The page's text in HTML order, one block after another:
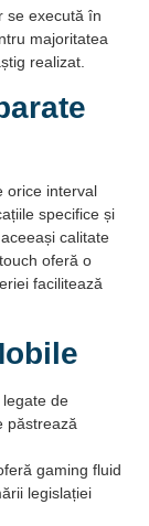
se execută în
majoritatea
realizat.
orice interval
specifice și
calitate
oferă o
facilitează
de
păstrează
gaming fluid
legislației